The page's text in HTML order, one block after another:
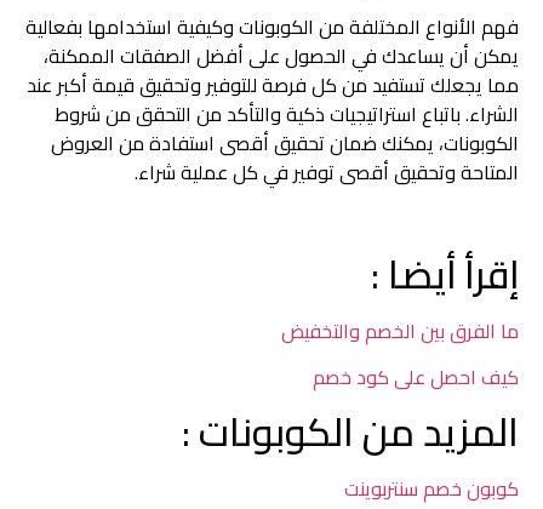
فهم الأنواع المختلفة من الكوبونات وكيفية استخدامها بفعالية
يمكن أن يساعدك في الحصول على أفضل الصفقات الممكنة،
مما يجعلك تستفيد من كل فرصة للتوفير وتحقيق قيمة أكبر عند
الشراء. باتباع استراتيجيات ذكية والتأكد من التحقق من شروط
الكوبونات، يمكنك ضمان تحقيق أقصى استفادة من العروض
المتاحة وتحقيق أقصى توفير في كل عملية شراء.
إقرأ أيضا :
ما الفرق بين الخصم والتخفيض
كيف احصل على كود خصم
المزيد من الكوبونات :
كوبون خصم سنتربوينت